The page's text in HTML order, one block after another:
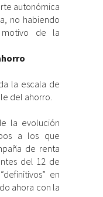
autonómica
no habiendo
de la
la escala de
del ahorro.
la evolución
a los que
de renta
del 12 de
en
ahora con la